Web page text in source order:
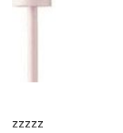
zzzzz